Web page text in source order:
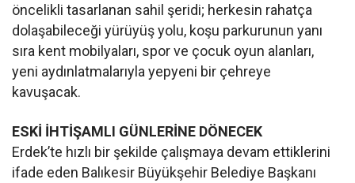
öncelikli tasarlanan sahil şeridi; herkesin rahatça
dolaşabileceği yürüyüş yolu, koşu parkurunun yanı
sıra kent mobilyaları, spor ve çocuk oyun alanları,
yeni aydınlatmalarıyla yepyeni bir çehreye
kavuşacak.
ESKİ İHTİŞAMLI GÜNLERİNE DÖNECEK
Erdek’te hızlı bir şekilde çalışmaya devam ettiklerini
ifade eden Balıkesir Büyükşehir Belediye Başkanı